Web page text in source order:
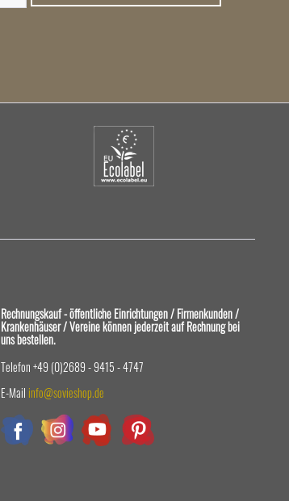
Rechnungskauf - öffentliche Einrichtungen / Firmenkunden /
Krankenhäuser / Vereine können jederzeit auf Rechnung bei
uns bestellen.
Telefon +49 (0)2689 - 9415 - 4747
E-Mail info@sovieshop.de